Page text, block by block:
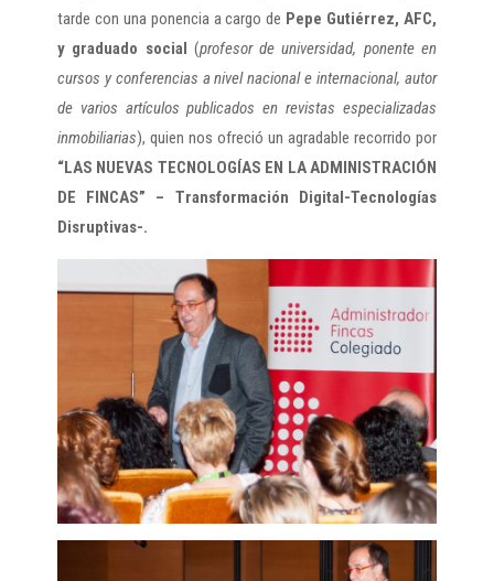
tarde con una ponencia a cargo de Pepe Gutiérrez, AFC,
y graduado social (profesor de universidad, ponente en
cursos y conferencias a nivel nacional e internacional, autor
de varios artículos publicados en revistas especializadas
inmobiliarias), quien nos ofreció un agradable recorrido por
“LAS NUEVAS TECNOLOGÍAS EN LA ADMINISTRACIÓN
DE FINCAS” – Transformación Digital-Tecnologías
Disruptivas-.